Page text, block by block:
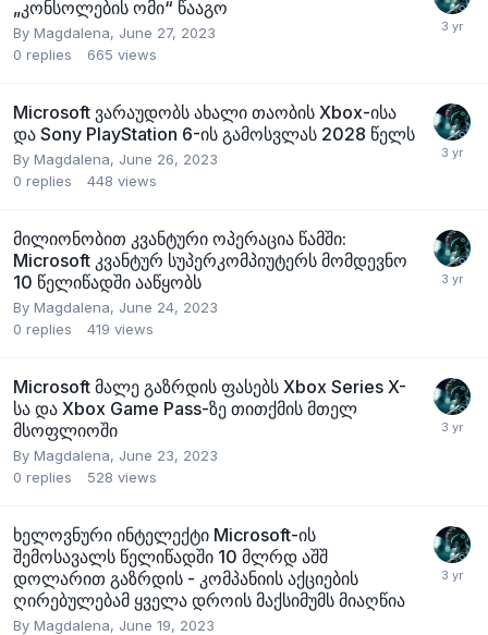
„კონსოლების ომი“ წააგო
By Magdalena, June 27, 2023
0 replies 665 views
Microsoft ვარაუდობს ახალი თაობის Xbox-ისა
და Sony PlayStation 6-ის გამოსვლას 2028 წელს
By Magdalena, June 26, 2023
0 replies 448 views
მილიონობით კვანტური ოპერაცია წამში:
Microsoft კვანტურ სუპერკომპიუტერს მომდევნო
10 წელიწადში ააწყობს
By Magdalena, June 24, 2023
0 replies 419 views
Microsoft მალე გაზრდის ფასებს Xbox Series X-
სა და Xbox Game Pass-ზე თითქმის მთელ
მსოფლიოში
By Magdalena, June 23, 2023
0 replies 528 views
ხელოვნური ინტელექტი Microsoft-ის
შემოსავალს წელიწადში 10 მლრდ აშშ
დოლარით გაზრდის - კომპანიის აქციების
ღირებულებამ ყველა დროის მაქსიმუმს მიაღწია
By Magdalena, June 19, 2023